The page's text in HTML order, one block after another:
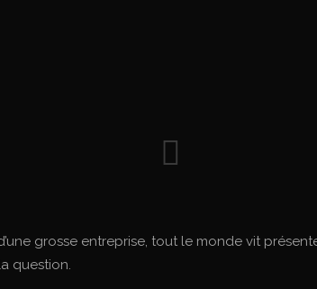
grosse entreprise, tout le monde vit
question.